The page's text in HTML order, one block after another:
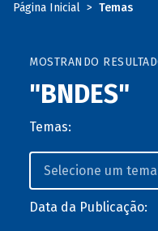
Página Inicial Temas
MOSTRANDO
"BNDES"
Temas:
Data da Publicação: